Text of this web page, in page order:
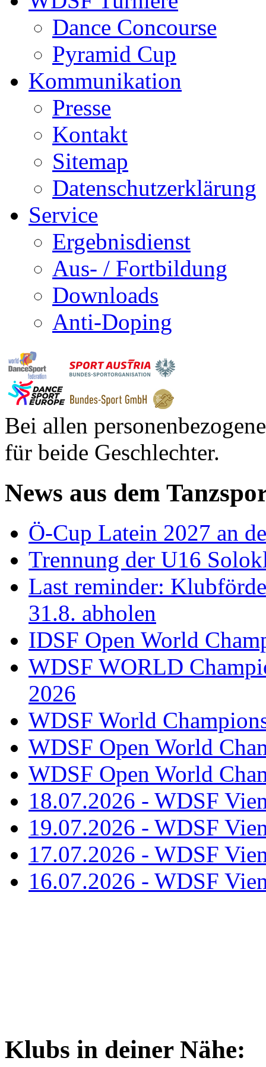
Dance Concourse
Pyramid Cup
Kommunikation
Presse
Kontakt
Sitemap
Datenschutzerklärung
Service
Ergebnisdienst
Aus- / Fortbildung
Downloads
Anti-Doping
Bei allen
für beide Geschlechter.
News aus dem
Ö-Cup Latein 2027 an
Trennung der U16
Last reminder:
31.8. abholen
IDSF Open World
WDSF WORLD
2026
WDSF World
WDSF Open World
WDSF Open World
18.07.2026 - WDSF
19.07.2026 - WDSF
17.07.2026 - WDSF
16.07.2026 - WDSF
Klubs in deiner Nähe: